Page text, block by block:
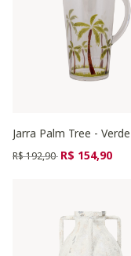
Jarra Palm Tree - Verde
Preço reduzido de
R$ 192,90 para
R$ 154,90